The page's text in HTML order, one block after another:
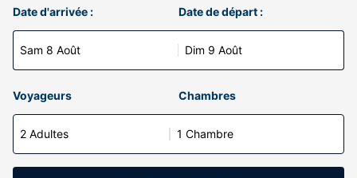
Date d'arrivée :
Sam 8 Août
Date de départ :
Dim 9 Août
Voyageurs Chambres
2 Adultes 1 Chambre